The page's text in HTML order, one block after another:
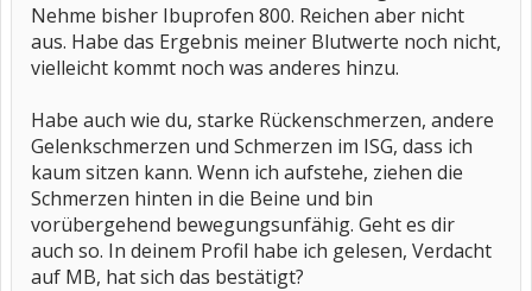
Nehme bisher Ibuprofen 800. Reichen aber nicht
aus. Habe das Ergebnis meiner Blutwerte noch nicht,
vielleicht kommt noch was anderes hinzu.
Habe auch wie du, starke Rückenschmerzen, andere
Gelenkschmerzen und Schmerzen im ISG, dass ich
kaum sitzen kann. Wenn ich aufstehe, ziehen die
Schmerzen hinten in die Beine und bin
vorübergehend bewegungsunfähig. Geht es dir
auch so. In deinem Profil habe ich gelesen, Verdacht
auf MB, hat sich das bestätigt?